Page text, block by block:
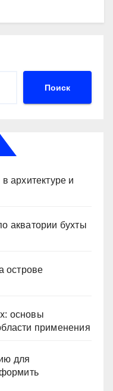
р
ть
Поиск
архитектуре и
акватории бухты
острове
основы
применения
для